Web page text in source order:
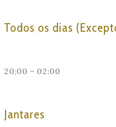
Todos os dias
20:00 - 02:00
Jantares